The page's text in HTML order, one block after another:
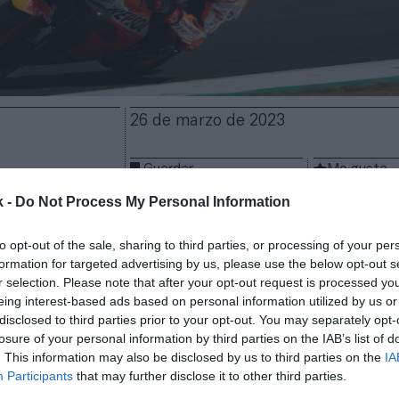
- Do Not Process My Personal Information
opt-out of the sale, sharing to third parties, or processing of your
for targeted advertising by us, please use the below opt-out
selection. Please note that after your opt-out request is processed
interest-based ads based on personal information utilized by us
to third parties prior to your opt-out. You may separately
of your personal information by third parties on the IAB’s list of
This information may also be disclosed by us to third parties on the
Participants that may further disclose it to other third parties.
26 de marzo de 2023
Guardar Me gusta
de MotoGP ha anunciado la extensión del
de relojería helvética desde 2001, pero no han
ni la duración de la colaboración. El acuerdo
sábado en el Gran Premio de Portugal en el que
el que Tissot es patrocinador principal.
el fabricante suizo de relojes se mantiene como
oficiales del mundial. Asimismo,Tissot será el